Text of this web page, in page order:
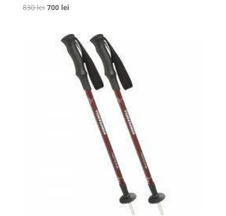
830lei Prețul
fost:
830 lei.
700 leiPrețul
700 lei.